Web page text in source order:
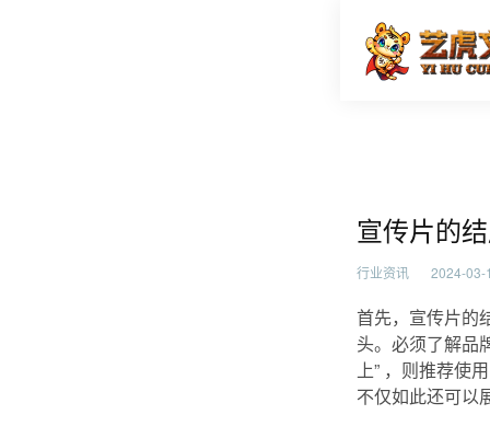
宣传片
宣传片的
行业资讯 2024-03-
首先，宣传片的
头。必须了解品
上” ，则推荐使
不仅如此还可以